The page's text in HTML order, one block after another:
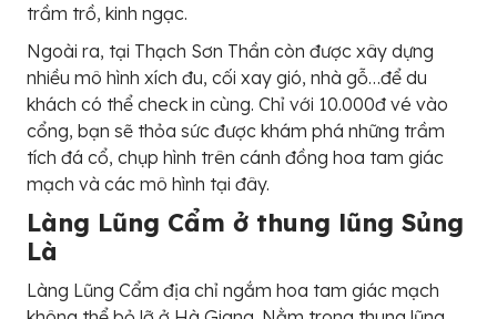
trầm trồ, kinh ngạc.
Ngoài ra, tại Thạch Sơn Thần còn được xây dựng
nhiều mô hình xích đu, cối xay gió, nhà gỗ…để du
khách có thể check in cùng. Chỉ với 10.000đ vé vào
cổng, bạn sẽ thỏa sức được khám phá những trầm
tích đá cổ, chụp hình trên cánh đồng hoa tam giác
mạch và các mô hình tại đây.
Làng Lũng Cẩm ở thung lũng Sủng
Là
Làng Lũng Cẩm địa chỉ ngắm hoa tam giác mạch